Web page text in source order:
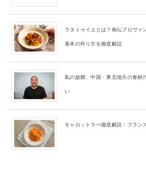
ラタトゥイユとは？南仏プロヴァ
基本の作り方を徹底解説
私の故郷、中国・東北地方の食材
い
キャロットラペ徹底解説：フラン